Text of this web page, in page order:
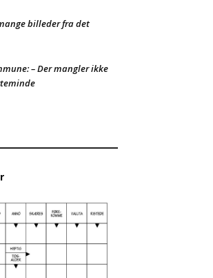
billeder fra det
– Der mangler ikke